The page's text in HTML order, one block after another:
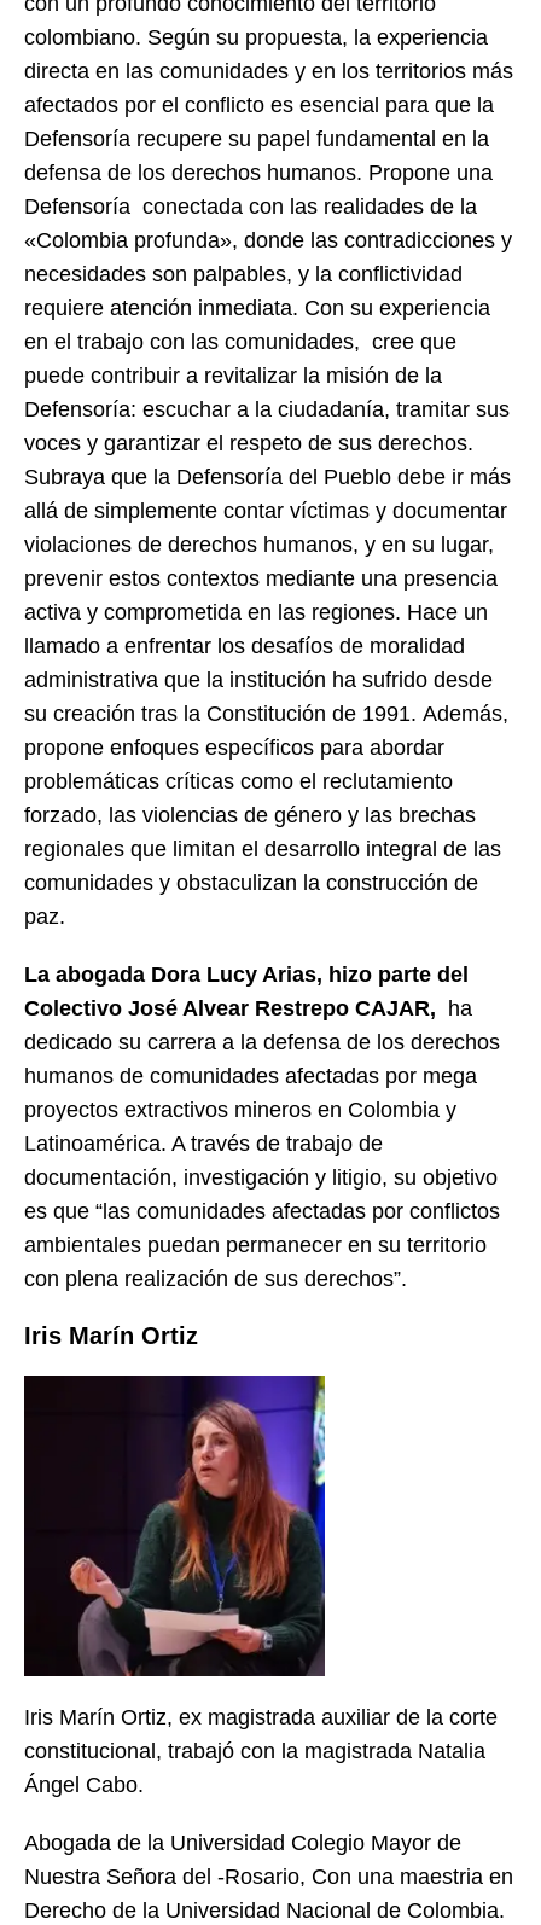
colombiano. Según su propuesta, la experiencia
directa en las comunidades y en los territorios más
afectados por el conflicto es esencial para que la
Defensoría recupere su papel fundamental en la
defensa de los derechos humanos. Propone una
Defensoría conectada con las realidades de la
«Colombia profunda», donde las contradicciones y
necesidades son palpables, y la conflictividad
requiere atención inmediata. Con su experiencia
en el trabajo con las comunidades, cree que
puede contribuir a revitalizar la misión de la
Defensoría: escuchar a la ciudadanía, tramitar sus
voces y garantizar el respeto de sus derechos.
Subraya que la Defensoría del Pueblo debe ir más
allá de simplemente contar víctimas y documentar
violaciones de derechos humanos, y en su lugar,
prevenir estos contextos mediante una presencia
activa y comprometida en las regiones. Hace un
llamado a enfrentar los desafíos de moralidad
administrativa que la institución ha sufrido desde
su creación tras la Constitución de 1991. Además,
propone enfoques específicos para abordar
problemáticas críticas como el reclutamiento
forzado, las violencias de género y las brechas
regionales que limitan el desarrollo integral de las
comunidades y obstaculizan la construcción de
paz.
La abogada Dora Lucy Arias, hizo parte del
Colectivo José Alvear Restrepo CAJAR,
ha
dedicado su carrera a la defensa de los derechos
humanos de comunidades afectadas por mega
proyectos extractivos mineros en Colombia y
Latinoamérica. A través de trabajo de
documentación, investigación y litigio, su objetivo
es que “las comunidades afectadas por conflictos
ambientales puedan permanecer en su territorio
con plena realización de sus derechos”.
Iris Marín Ortiz
Iris Marín Ortiz, ex magistrada auxiliar de la corte
constitucional, trabajó con la magistrada Natalia
Ángel Cabo.
Abogada de la Universidad Colegio Mayor de
Nuestra Señora del -Rosario, Con una maestria en
Derecho de la Universidad Nacional de Colombia.